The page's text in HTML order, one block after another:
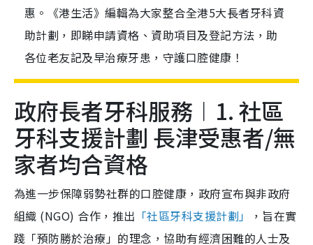
惠。《港生活》編輯為大家整合全港5大長者牙科資
助計劃，即睇申請資格、資助項目及登記方法，助
各位老友記及早治療牙患，守護口腔健康！
政府長者牙科服務︱1. 社區
牙科支援計劃 長津受惠者/無
家者均合資格
為進一步保障弱勢社群的口腔健康，政府宣布與非政府
組織 (NGO) 合作，推出 「社區牙科支援計劃」
，旨在實
踐「預防勝於治療」的理念，協助有經濟困難的人士及